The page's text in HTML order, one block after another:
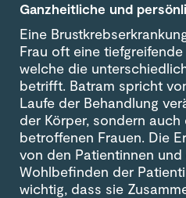
Ganzheitliche und
Eine
Frau oft eine
welche die
betrifft. Batram spricht
Laufe der Behandlung
der Körper, sondern
betroffenen Frauen. Die
von den Patientinnen
Wohlbefinden der
wichtig, dass sie